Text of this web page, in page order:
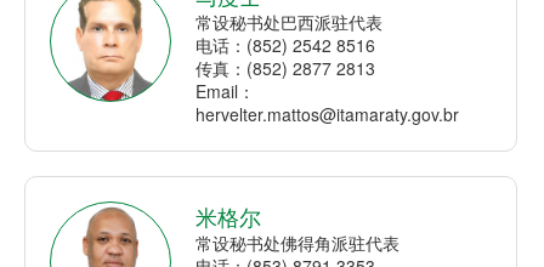
常设秘书处巴西派驻代表
电话：(852) 2542 8516
传真：(852) 2877 2813
Email：
hervelter.mattos@itamaraty.gov.br
米格尔
常设秘书处佛得角派驻代表